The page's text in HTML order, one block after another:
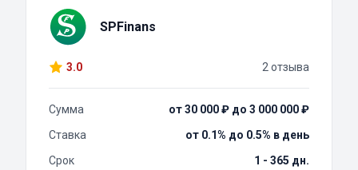
SPFinans
3.0 2 отзыва
Сумма
от 30 000 ₽ до 3 000 000 ₽
Ставка
от 0.1% до 0.5% в день
Срок
1 - 365 дн.